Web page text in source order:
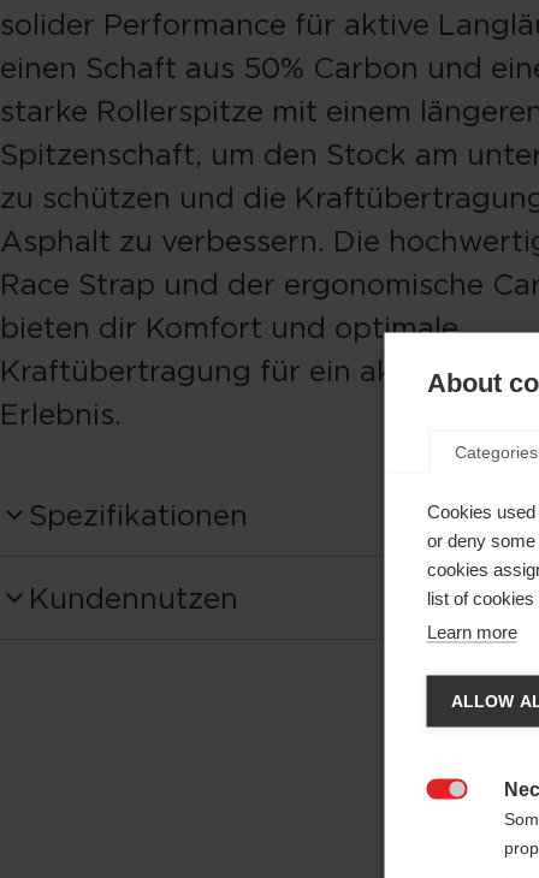
solider Performance für aktive
einen Schaft aus 50% Carbon und
starke Rollerspitze mit einem
Spitzenschaft, um den Stock am
zu schützen und die
Asphalt zu verbessern. Die
Race Strap und der ergonomische
bieten dir Komfort und optimale
Kraftübertragung für ein aktives
Erlebnis.
Spezifikationen
OZ54422
Kundennutzen
den
About
Categories
Cookies
or deny
cookies
list of cookies
Learn more
ALLOW